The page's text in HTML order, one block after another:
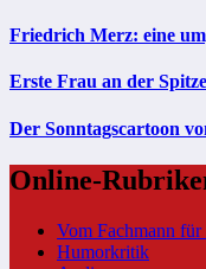
Friedrich Merz: eine
Erste Frau an der
Der Sonntagscartoon
Online-
Vom Fachmann
Humorkritik